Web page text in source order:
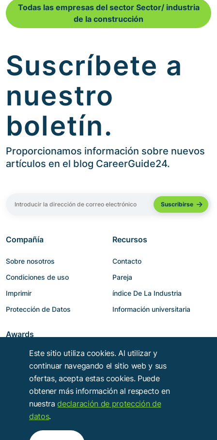
Todas las empresas del sector Sector/ industria
de la construcción
Suscríbete a
nuestro
boletín.
Proporcionamos información sobre nuevos
artículos en el blog CareerGuide24.
Compañía
Sobre nosotros
Condiciones de uso
Imprimir
Protección de Datos
Recursos
Contacto
Pareja
índice De La Industria
Información universitaria
Awards
Este sitio utiliza cookies. Al utilizar y
continuar navegando el sitio web y sus
ofertas, acepta estas cookies. Puede
obtener más información al respecto en
nuestradeclaración de protección de
datos.